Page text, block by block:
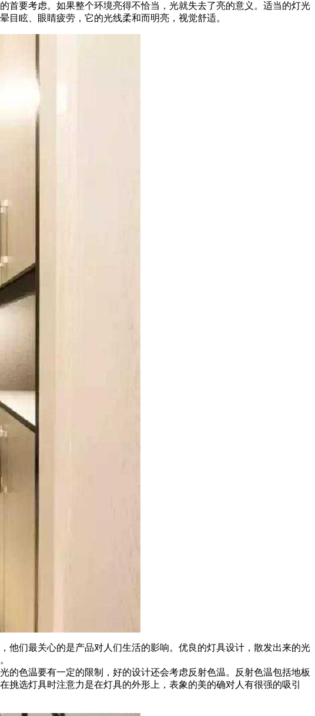
首要考虑。如果整个环境亮得不恰当，光就失去了亮的意义。适当的灯光
眩、眼睛疲劳，它的光线柔和而明亮，视觉舒适。
他们最关心的是产品对人们生活的影响。优良的灯具设计，散发出来的光
色温要有一定的限制，好的设计还会考虑反射色温。反射色温包括地板
选灯具时注意力是在灯具的外形上，表象的美的确对人有很强的吸引